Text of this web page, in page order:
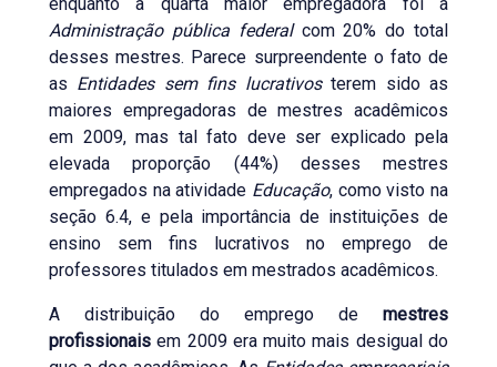
Administração pública federalcom 20% do total
desses mestres. Parece surpreendente o fato de
as Entidades sem fins lucrativosterem sido as
maiores empregadoras de mestres acadêmicos
em 2009, mas tal fato deve ser explicado pela
elevada proporção (44%) desses mestres
empregados na atividade Educação, como visto na
seção 6.4, e pela importância de instituições de
ensino sem fins lucrativos no emprego de
professores titulados em mestrados acadêmicos.
A distribuição do emprego de mestres
profissionais em 2009 era muito mais desigual do